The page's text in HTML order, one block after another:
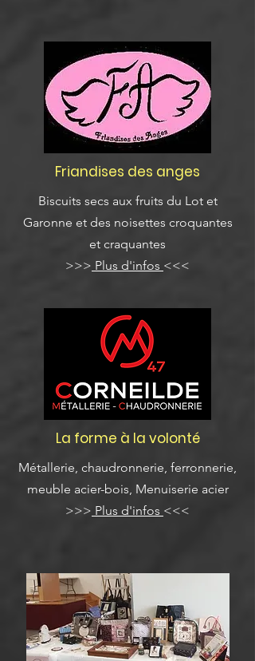
Friandises des anges
Biscuits secs aux fruits du Lot et
Garonne et des noisettes croquantes
et craquantes
>>> Plus d'infos <<<
La forme à la volonté
Métallerie, chaudronnerie, ferronnerie,
meuble acier-bois, Menuiserie acier
>>> Plus d'infos <<<